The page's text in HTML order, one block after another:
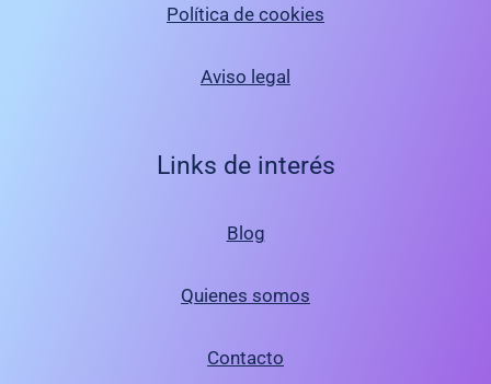
Política de cookies
Aviso legal
Links de interés
Blog
Quienes somos
Contacto